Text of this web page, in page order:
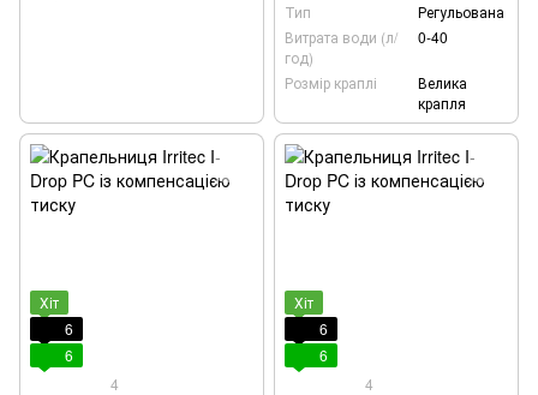
Тип
Регульована
Витрата води (л/
год)
0-40
Розмір краплі
Велика
крапля
Хіт
6
6
4
Хіт
6
6
4